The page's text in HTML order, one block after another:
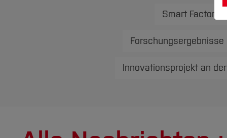
Smart Factory
Innovationsprojekt an